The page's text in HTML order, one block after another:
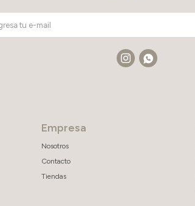
Empresa
Nosotros
Contacto
Tiendas
 